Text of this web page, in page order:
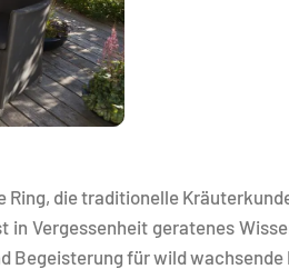
Ring, die traditionelle
in Vergessenheit geratenes
Begeisterung für wild wachsende